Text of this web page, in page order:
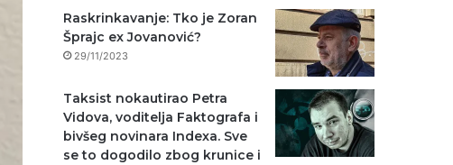
Raskrinkavanje: Tko je Zoran
Šprajc ex Jovanović?
29/11/2023
Taksist nokautirao Petra
Vidova, voditelja Faktografa i
bivšeg novinara Indexa. Sve
se to dogodilo zbog krunice i